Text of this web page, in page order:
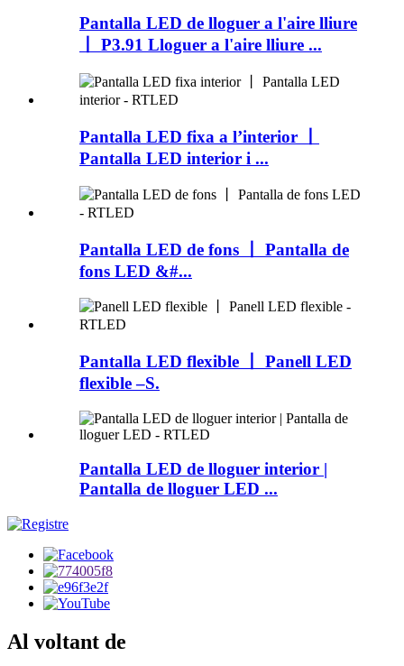
Pantalla LED de lloguer a l'aire lliure
丨 P3.91 Lloguer a l'aire lliure ...
Pantalla LED fixa a l’interior 丨
Pantalla LED interior i ...
Pantalla LED de fons 丨 Pantalla de
fons LED &#...
Pantalla LED flexible 丨 Panell LED
flexible –S.
Pantalla LED de lloguer interior |
Pantalla de lloguer LED ...
Al voltant de